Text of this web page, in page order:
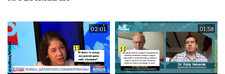
02:01 01:58